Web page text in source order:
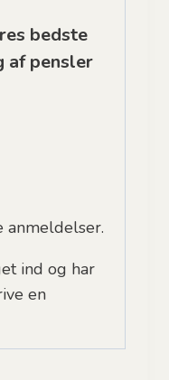
bedste
af pensler
anmeldelser.
ind og har
en